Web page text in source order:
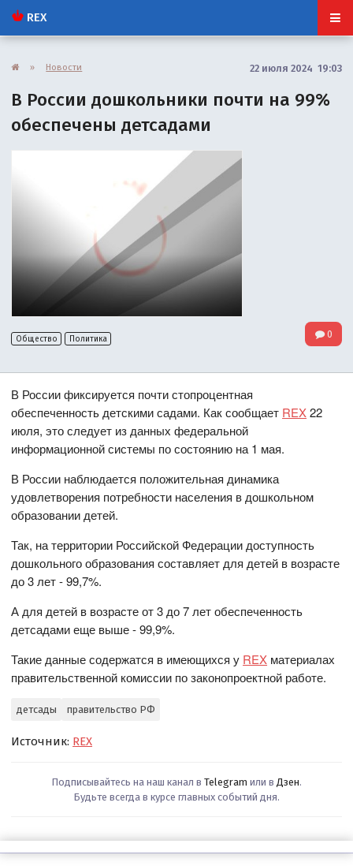
REX
» Новости 22 июля 2024 19:03
В России дошкольники почти на 99%
обеспечены детсадами
Общество Политика 0
В России фиксируется почти стопроцентная
обеспеченность детскими садами. Как сообщает REX22
июля, это следует из данных федеральной
информационной системы по состоянию на 1 мая.
В России наблюдается положительная динамика
удовлетворения потребности населения в дошкольном
образовании детей.
Так, на территории Российской Федерации доступность
дошкольного образования составляет для детей в возрасте
до 3 лет - 99,7%.
А для детей в возрасте от 3 до 7 лет обеспеченность
детсадами еще выше - 99,9%.
Такие данные содержатся в имеющихся у REX материалах
правительственной комиссии по законопроектной работе.
детсады правительство РФ
Источник: REX
Подписывайтесь на наш канал в Telegram или в Дзен.
Будьте всегда в курсе главных событий дня.